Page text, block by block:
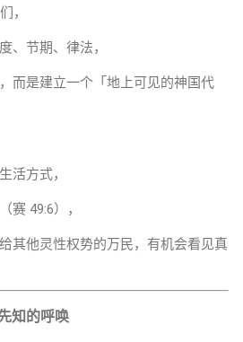
，
、节期、律法，
而是建立一个「地上可见的神国代
活方式，
赛 49:6），
其他灵性权势的万民，有机会看见真
知的呼唤